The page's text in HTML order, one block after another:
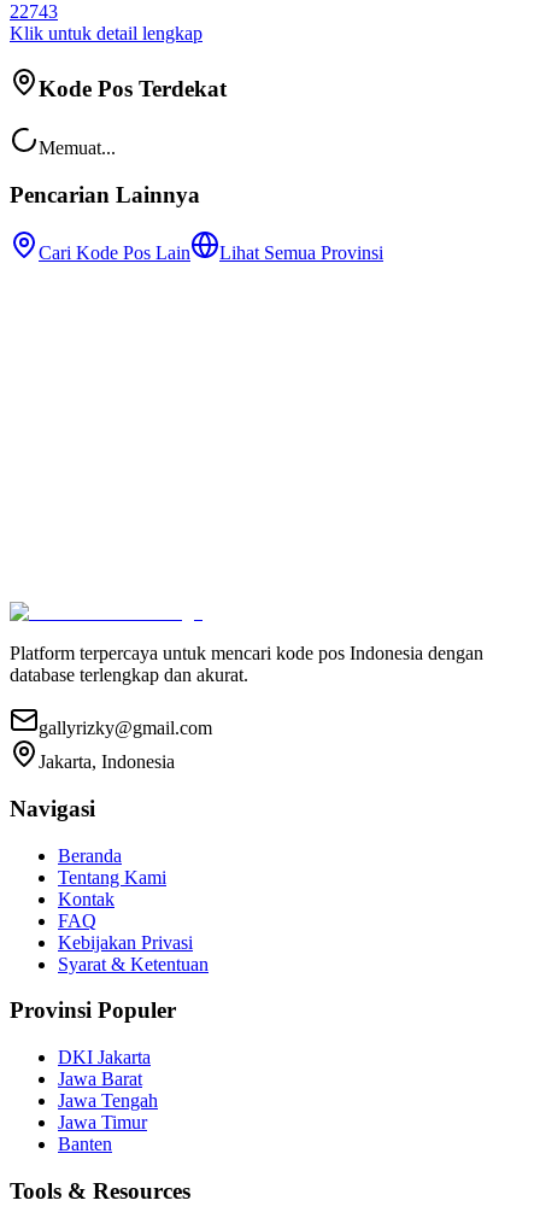
22743
Klik untuk detail lengkap
Kode Pos Terdekat
Memuat...
Pencarian Lainnya
Cari Kode Pos Lain Lihat Semua Provinsi
Platform terpercaya untuk mencari kode pos Indonesia dengan
database terlengkap dan akurat.
gallyrizky@gmail.com
Jakarta, Indonesia
Navigasi
Beranda
Tentang Kami
Kontak
FAQ
Kebijakan Privasi
Syarat & Ketentuan
Provinsi Populer
DKI Jakarta
Jawa Barat
Jawa Tengah
Jawa Timur
Banten
Tools & Resources